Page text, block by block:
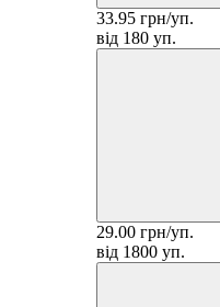
33.95 грн/уп.
від 180 уп.
29.00 грн/уп.
від 1800 уп.